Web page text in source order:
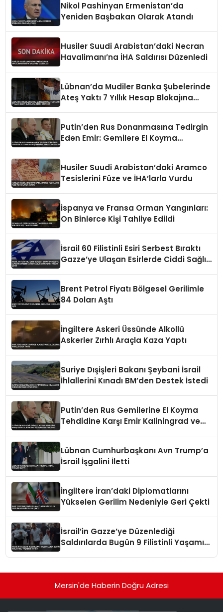
Nikol Pashinyan Ermenistan’da
Yeniden Başbakan Olarak Atandı
Husiler Suudi Arabistan’daki Necran
Havalimanı’na İHA Saldırısı Düzenledi
Lübnan’da Mudiler Banka Şubelerinde
Ateş Yaktı 7 Yıllık Hesap Blokajına
Putin’den Rus Donanmasına Tedirgin
Eden Emir: Gemilere El Koyma
Husiler Suudi Arabistan’daki Aramco
Tesislerini Füze ve İHA’larla Vurdu
İspanya ve Fransa Orman Yangınları:
On Binlerce Kişi Tahliye Edildi
İsrail 60 Filistinli Esiri Serbest Bıraktı
Gazze’ye Ulaşan Esirlerde Ciddi Sağlık
Brent Petrol Fiyatı Bölgesel Gerilimle
84 Doları Aştı
İngiltere Askeri Üssünde Alkollü
Askerler Zırhlı Araçla Kaza Yaptı
Suriye Dışişleri Bakanı Şeybani İsrail
İhlallerini Kınadı BM’den Destek İstedi
Putin’den Rus Gemilerine El Koyma
Tehdidine Karşı Emir Kaliningrad ve
Lübnan Cumhurbaşkanı Avn Trump’a
İsrail İşgalini İletti
İngiltere İran’daki Diplomatlarını
Yükselen Gerilim Nedeniyle Geri Çekti
İsrail’in Gazze’ye Düzenlediği
Saldırılarda Bugün 9 Filistinli Yaşamını
Mersin'de Haberin Doğru Adresi